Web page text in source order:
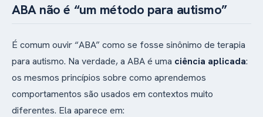
ABA não é “um método para autismo”
É comum ouvir “ABA” como se fosse sinônimo de terapia
para autismo. Na verdade, a ABA é uma ciência aplicada:
os mesmos princípios sobre como aprendemos
comportamentos são usados em contextos muito
diferentes. Ela aparece em: